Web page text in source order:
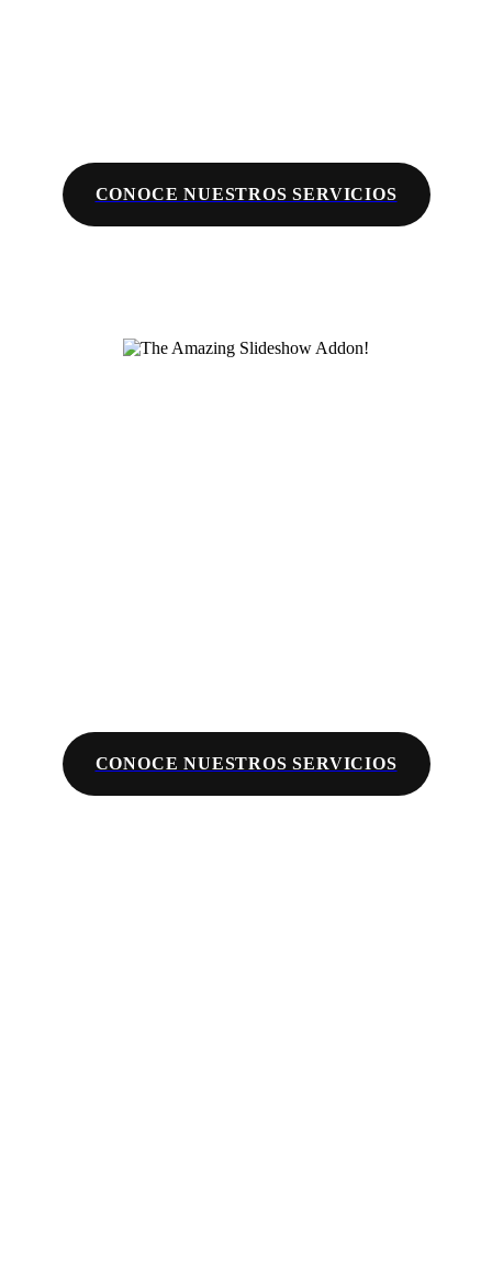
CONOCE NUESTROS SERVICIOS
CONOCE NUESTROS SERVICIOS